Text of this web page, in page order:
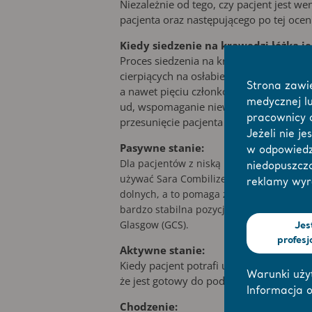
Niezależnie od tego, czy pacjent jest
pacjenta oraz następującego po tej
Kiedy siedzenie na krawędzi łóżka
Proces siedzenia na krawędzi łóżka
cierpiących na osłabienie nabyte na
a nawet pięciu członków personelu.
ud, wspomaganie niewielkimi
przesunięcie pacjenta na krawędź
Pasywne stanie:
Dla pacjentów z niską punktacją w skali
używać Sara Combilizer w pozycji do
dolnych, a to pomaga zapobiegać
bardzo stabilna pozycja; dodatkowo
Glasgow (GCS).
Aktywne stanie:
Kiedy pacjent potrafi utrzymać
że jest gotowy do podjęcia próby stania.
Chodzenie:
Strona
medycznej
pracownicy
Jeżeli nie
w
reklamy
Warunki
Informacja